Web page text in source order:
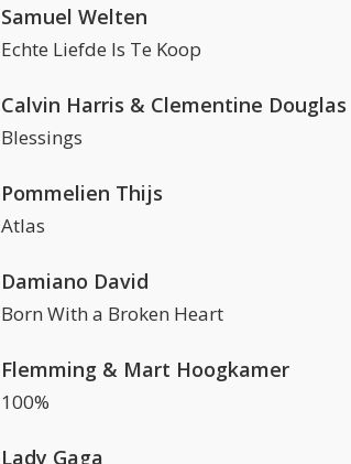
Samuel Welten
Echte Liefde Is Te Koop
Calvin Harris & Clementine Douglas
Blessings
Pommelien Thijs
Atlas
Damiano David
Born With a Broken Heart
Flemming & Mart Hoogkamer
100%
Lady Gaga